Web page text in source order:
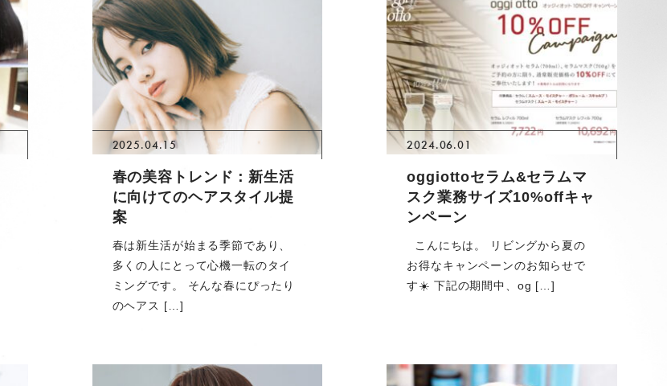
2025.04.15
春の美容トレンド：新生活
に向けてのヘアスタイル提
案
春は新生活が始まる季節であり、
多くの人にとって心機一転のタイ
ミングです。 そんな春にぴったり
のヘアス […]
2024.06.01
oggiottoセラム&セラムマ
スク業務サイズ10%offキャ
ンペーン
こんにちは。 リビングから夏の
お得なキャンペーンのお知らせで
す☀️ 下記の期間中、og […]